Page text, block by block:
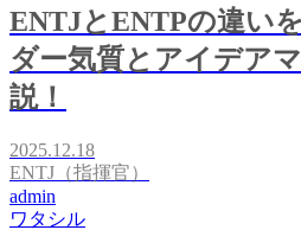
ENTJとENTPの違い
ダー気質とアイデア
説！
2025.12.18
ENTJ（指揮官）
admin
ワタシル